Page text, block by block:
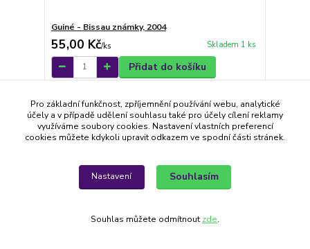
Guiné - Bissau známky, 2004
55,00 Kč/ks Skladem 1 ks
Přidat do košíku
Novinka
Pro základní funkčnost, zpříjemnění používání webu, analytické
účely a v případě udělení souhlasu také pro účely cílení reklamy
využíváme soubory cookies. Nastavení vlastních preferencí
cookies můžete kdykoli upravit odkazem ve spodní části stránek.
Nastavení Souhlasím
Souhlas můžete odmítnout zde.